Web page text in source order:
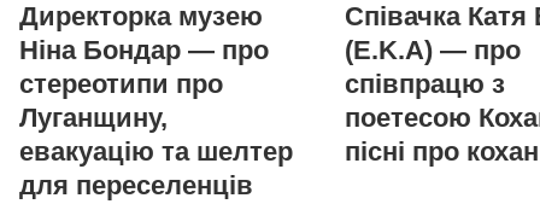
Директорка музею
Ніна Бондар — про
стереотипи про
Луганщину,
евакуацію та шелтер
для переселенців
Співачка Катя
(E.K.A) — про
співпрацю з
поетесою
пісні про